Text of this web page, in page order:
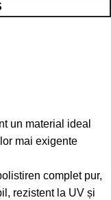
un material ideal
mai exigente
complet pur,
rezistent la UV și